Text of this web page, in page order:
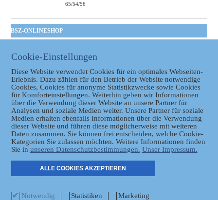
65/54/56
BSZ-ONLINESHOP
Taschenbuch
GVBl | Einbanddecke
Datenschutz
Cookie-Einstellungen
Diese Website verwendet Cookies für ein optimales Webseiten-
Erlebnis. Dazu zählen für den Betrieb der Website notwendige
Cookies, Cookies für anonyme Statistikzwecke sowie Cookies
für Komforteinstellungen. Weiterhin geben wir Informationen
über die Verwendung dieser Website an unsere Partner für
Analysen und soziale Medien weiter. Unsere Partner für soziale
Medien erhalten ebenfalls Informationen über die Verwendung
dieser Website und führen diese möglicherweise mit weiteren
Daten zusammen. Sie können frei entscheiden, welche Cookie-
Kategorien Sie zulassen möchten. Weitere Informationen finden
Sie in unseren Datenschutzbestimmungen. Unser Impressum.
ALLE COOKIES AKZEPTIEREN
Notwendig Statistiken Marketing